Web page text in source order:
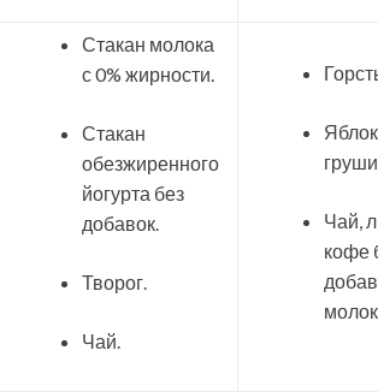
Стакан молока
с 0% жирности.
Стакан
обезжиренного
йогурта без
добавок.
Творог.
Чай.
Чай,
кофе